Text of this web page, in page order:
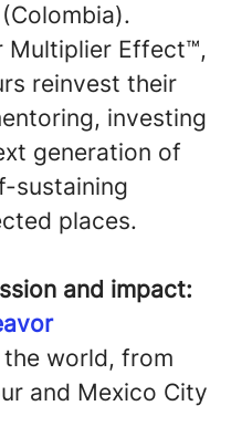
(Colombia).
Multiplier Effect™,
reinvest their
investing
generation of
sustaining
places.
and impact:
the world, from
and Mexico City